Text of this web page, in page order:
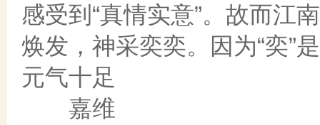
感受到“真情实意”。故而江
焕发，神采奕奕。因为“奕”
元气十足
嘉维